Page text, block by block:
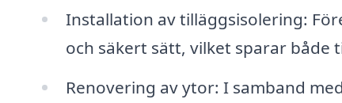
Installation av tilläggsisolering:
och säkert sätt, vilket sparar både
Renovering av ytor: I samband